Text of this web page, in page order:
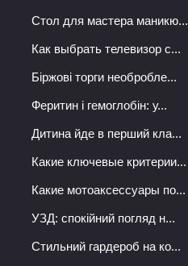
Стол для мастера маникю...
Как выбрать телевизор с...
Біржові торги необробле...
Феритин і гемоглобін: у...
Дитина йде в перший кла...
Какие ключевые критерии...
Какие мотоаксессуары по...
УЗД: спокійний погляд н...
Стильний гардероб на ко...